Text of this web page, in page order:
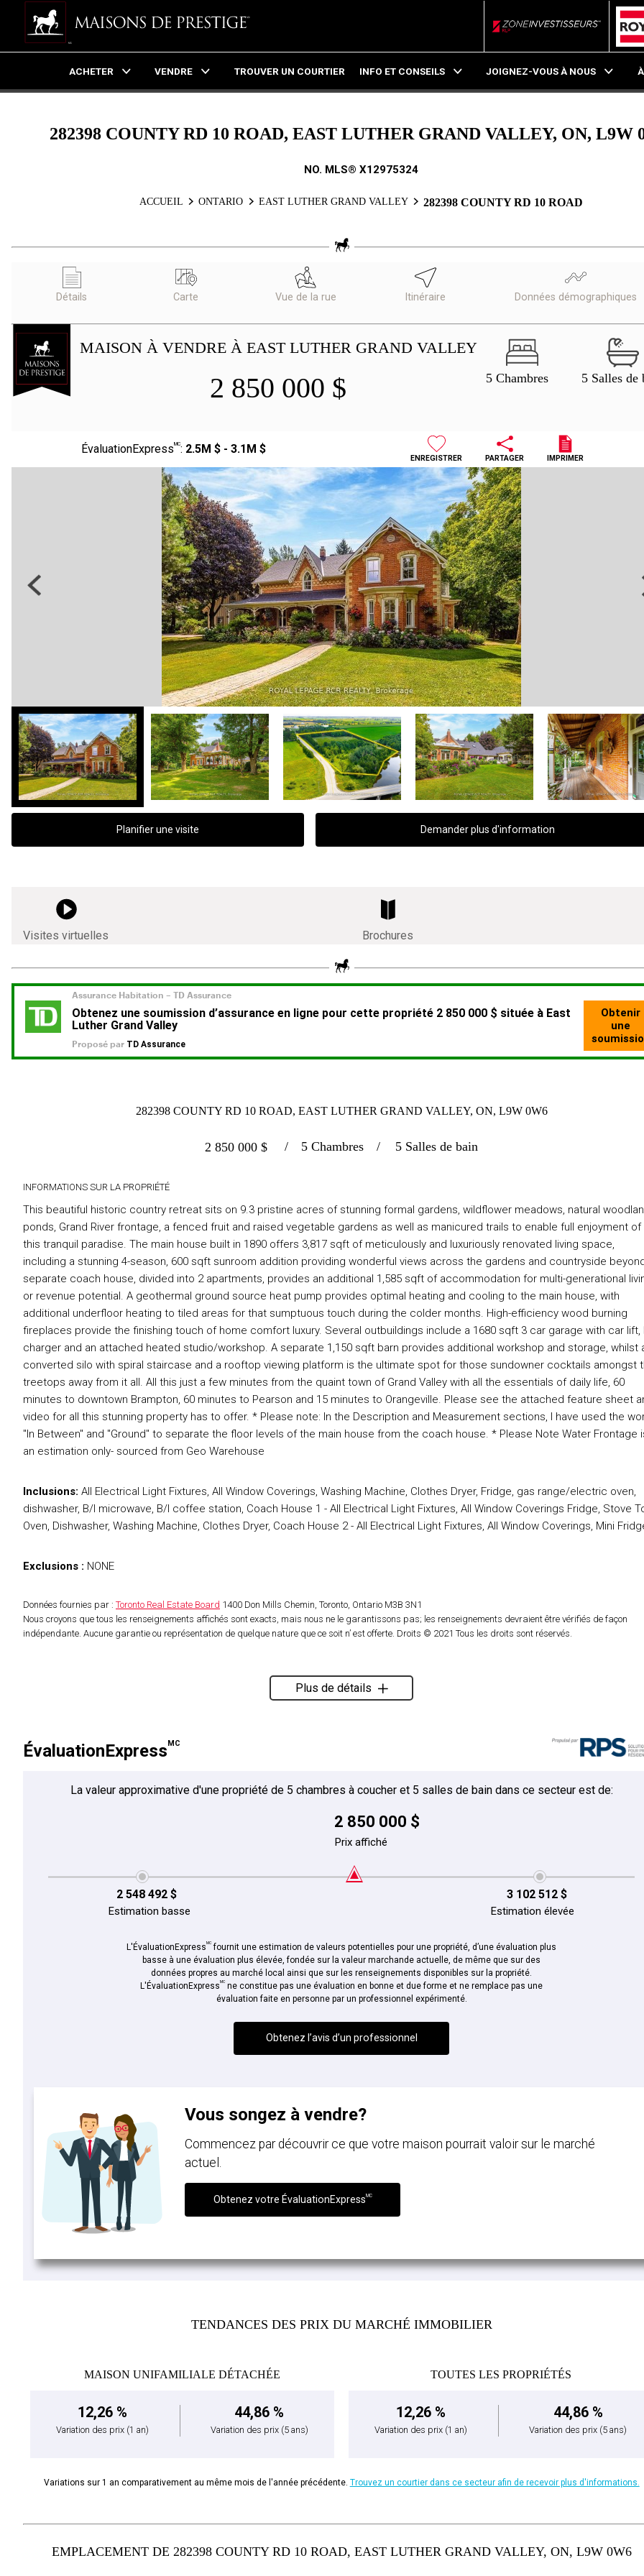
ZoneInvestisseurs RLP
ACHETER VENDRE TROUVER UN COURTIER INFO ET CONSEILS JOIGNEZ-VOUS À NOUS
282398 COUNTY RD 10 ROAD, EAST LUTHER GRAND VALLEY, ON, L9W
NO. MLS® X12975324
ACCUEIL ONTARIO EAST LUTHER GRAND VALLEY 282398 COUNTY RD 10 ROAD
Détails Carte Vue de la rue Itinéraire Données démographiques
MAISON À VENDRE À EAST LUTHER GRAND VALLEY
2 850 000 $ 5 Chambres 5 Salles de
ÉvaluationExpressMC: 2.5M $ - 3.1M $
ENREGISTRER PARTAGER IMPRIMER
Previous
Planifier une visite Demander plus d'information
Visites virtuelles Brochures
282398 COUNTY RD 10 ROAD, EAST LUTHER GRAND VALLEY, ON, L9W 0W6
2 850 000$ 5 Chambres 5 Salles de bain
INFORMATIONS SUR LA PROPRIÉTÉ
This beautiful historic country retreat sits on 9.3 pristine acres of stunning formal gardens, wildflower meadows, natural
ponds, Grand River frontage, a fenced fruit and raised vegetable gardens as well as manicured trails to enable full enjoyment of
this tranquil paradise. The main house built in 1890 offers 3,817 sqft of meticulously and luxuriously renovated living space,
including a stunning 4-season, 600 sqft sunroom addition providing wonderful views across the gardens and countryside
separate coach house, divided into 2 apartments, provides an additional 1,585 sqft of accommodation for multi-generational
or revenue potential. A geothermal ground source heat pump provides optimal heating and cooling to the main house, with
additional underfloor heating to tiled areas for that sumptuous touch during the colder months. High-efficiency wood burning
fireplaces provide the finishing touch of home comfort luxury. Several outbuildings include a 1680 sqft 3 car garage with car lift,
charger and an attached heated studio/workshop. A separate 1,150 sqft barn provides additional workshop and storage, whilst
converted silo with spiral staircase and a rooftop viewing platform is the ultimate spot for those sundowner cocktails amongst
treetops away from it all. All this just a few minutes from the quaint town of Grand Valley with all the essentials of daily life, 60
minutes to downtown Brampton, 60 minutes to Pearson and 15 minutes to Orangeville. Please see the attached feature sheet
video for all this stunning property has to offer. * Please note: In the Description and Measurement sections, I have used the
"In Between" and "Ground" to separate the floor levels of the main house from the coach house. * Please Note Water Frontage
an estimation only- sourced from Geo Warehouse
Inclusions: All Electrical Light Fixtures, All Window Coverings, Washing Machine, Clothes Dryer, Fridge, gas range/electric oven,
dishwasher, B/I microwave, B/I coffee station, Coach House 1 - All Electrical Light Fixtures, All Window Coverings Fridge, Stove
Oven, Dishwasher, Washing Machine, Clothes Dryer, Coach House 2 - All Electrical Light Fixtures, All Window Coverings, Mini
Exclusions : NONE
Données fournies par : Toronto Real Estate Board 1400 Don Mills Chemin, Toronto, Ontario M3B 3N1
Nous croyons que tous les renseignements affichés sont exacts, mais nous ne le garantissons pas; les renseignements devraient être vérifiés de façon
indépendante. Aucune garantie ou représentation de quelque nature que ce soit n’ est offerte. Droits © 2021 Tous les droits sont réservés.
Plus de détails
ÉvaluationExpress MC
La valeur approximative d'une propriété de 5 chambres à coucher et 5 salles de bain dans ce secteur est de:
2 850 000 $
Prix affiché
2 548 492 $ 3 102 512 $
Estimation basse Estimation élevée
L'ÉvaluationExpressMC fournit une estimation de valeurs potentielles pour une propriété, d’une évaluation plus
basse à une évaluation plus élevée, fondée sur la valeur marchande actuelle, de même que sur des
données propres au marché local ainsi que sur les renseignements disponibles sur la propriété.
L'ÉvaluationExpressMC ne constitue pas une évaluation en bonne et due forme et ne remplace pas une
évaluation faite en personne par un professionnel expérimenté.
Obtenez l’avis d’un professionnel
Vous songez à vendre?
Commencez par découvrir ce que votre maison pourrait valoir sur le marché
actuel.
Obtenez votre ÉvaluationExpressMC
TENDANCES DES PRIX DU MARCHÉ IMMOBILIER
MAISON UNIFAMILIALE DÉTACHÉE
12,26 %
Variation des prix (1 an)
44,86 %
Variation des prix (5 ans)
TOUTES LES PROPRIÉTÉS
12,26 %
Variation des prix (1 an)
44,86 %
Variation des prix (5 ans)
Variations sur 1 an comparativement au même mois de l'année précédente. Trouvez un courtier dans ce secteur afin de recevoir plus d'informations.
EMPLACEMENT DE 282398 COUNTY RD 10 ROAD, EAST LUTHER GRAND VALLEY, ON, L9W 0W6